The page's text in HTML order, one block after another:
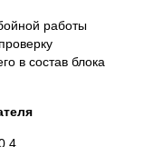
работы
в состав блока